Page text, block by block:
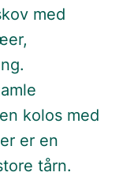
med
kolos med
er en
tårn.